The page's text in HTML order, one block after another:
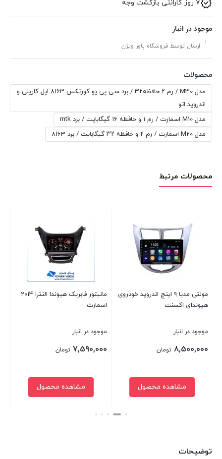
7 روز گارانتی بازگشت وجه
موجود در انبار
ارسال توسط فروشگاه پاور ویژن
محصولات
مدل M30 / رم ۲ حافظه۳۲ / برد سی پی یو کورتکس 8163 اپل کارپلی و
اندروید اتو
مدل M10 اسمارت / رم ۱ و حافطه ۱۶ گیگابایت / برد mtk
مدل M20 اسمارت / رم ۲ و حافظه ۳۲ گیگابایت / برد 8163
محصولات مرتبط
مولتی مدیا ۹ اینچ اندروید خودروی
هیوندای اکسنت
موجود در انبار
8,500,000 تومان
مشاهده محصول
مانیتور فابریک هیوندا النترا 2014
اسمارت
موجود در انبار
7,590,000 تومان
بستن
مشاهده محصول
توضیحات